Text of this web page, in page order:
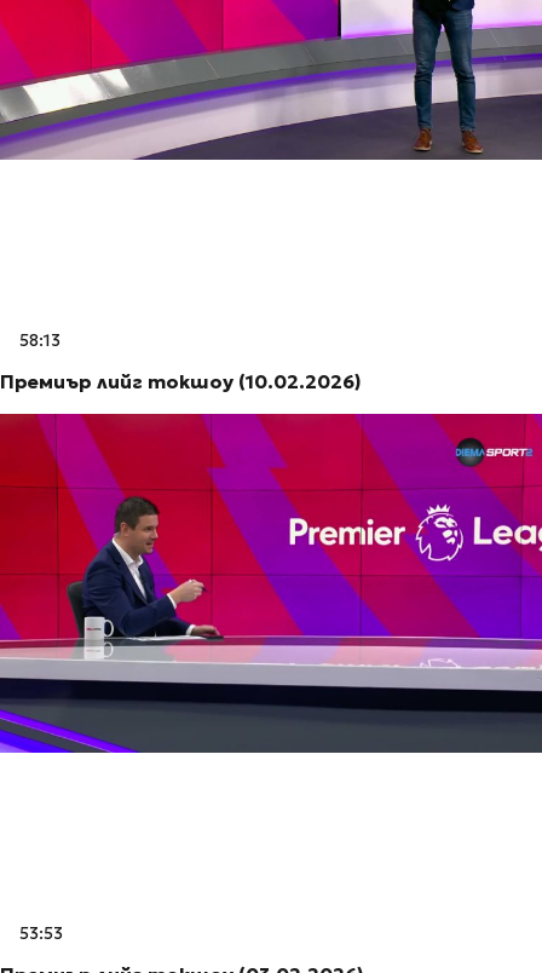
58:13
Премиър лийг токшоу (10.02.2026)
53:53